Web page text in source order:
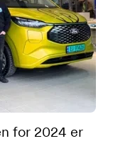
for 2024 er